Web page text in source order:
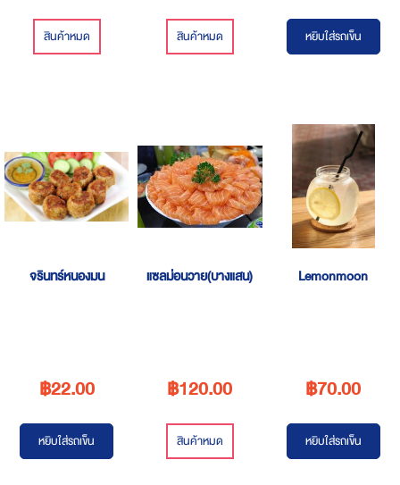
สินค้าหมด สินค้าหมด หยิบใส่รถเข็น
จรินทร์หนองมน
฿22.00
หยิบใส่รถเข็น
แซลม่อนวาย(บางแสน)
฿120.00
สินค้าหมด
Lemonmoon
฿70.00
หยิบใส่รถเข็น